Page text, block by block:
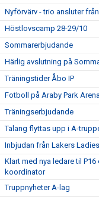
Nyförvärv - trio ansluter
Höstlovscamp 28-29/10
Sommarerbjudande
Härlig avslutning på
Träningstider Åbo IP
Fotboll på Araby Park
Träningserbjudande
Talang flyttas upp i A-
Inbjudan från Lakers Ladies
Klart med nya ledare til
koordinator
Truppnyheter A-lag